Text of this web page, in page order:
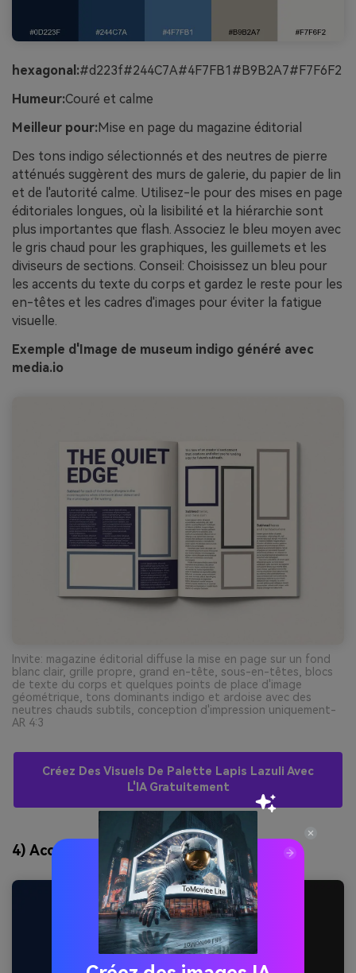
hexagonal:#d223f#244C7A#4F7FB1#B9B2A7#F7F6F2
Humeur:Couré et calme
Meilleur pour:Mise en page du magazine éditorial
Des tons indigo sélectionnés et des neutres de pierre
atténués suggèrent des murs de galerie, du papier de lin
et de l'autorité calme. Utilisez-le pour des mises en page
éditoriales longues, où la lisibilité et la hiérarchie sont
plus importantes que flash. Associez le bleu moyen avec
le gris chaud pour les graphiques, les guillemets et les
diviseurs de sections. Conseil: Choisissez un bleu pour
les accents du texte du corps et gardez le reste pour les
en-têtes et les cadres d'images pour éviter la fatigue
visuelle.
Exemple d'Image de museum indigo généré avec
media.io
Invite: magazine éditorial diffuse la mise en page sur un fond
blanc clair, grille propre, grand en-tête, sous-en-têtes, blocs
de texte du corps et quelques points de place d'image
géométrique, tons dominants indigo et ardoise avec des
neutres chauds subtils, conception d'impression uniquement-
AR 4:3
Créez Des Visuels De Palette Lapis Lazuli Avec
L'IA Gratuitement
4) Accent de safran